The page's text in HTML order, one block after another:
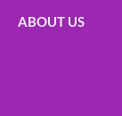
ABOUT US